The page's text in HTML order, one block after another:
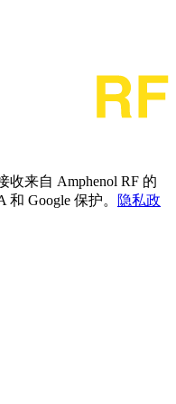
来自 Amphenol RF 的
Google 保护。
隐私政